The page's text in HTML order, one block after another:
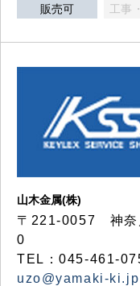
販売可 工事
山木金属(株)
〒221-0057 神奈
0
TEL：045-461-
uzo@yamaki-ki.jp